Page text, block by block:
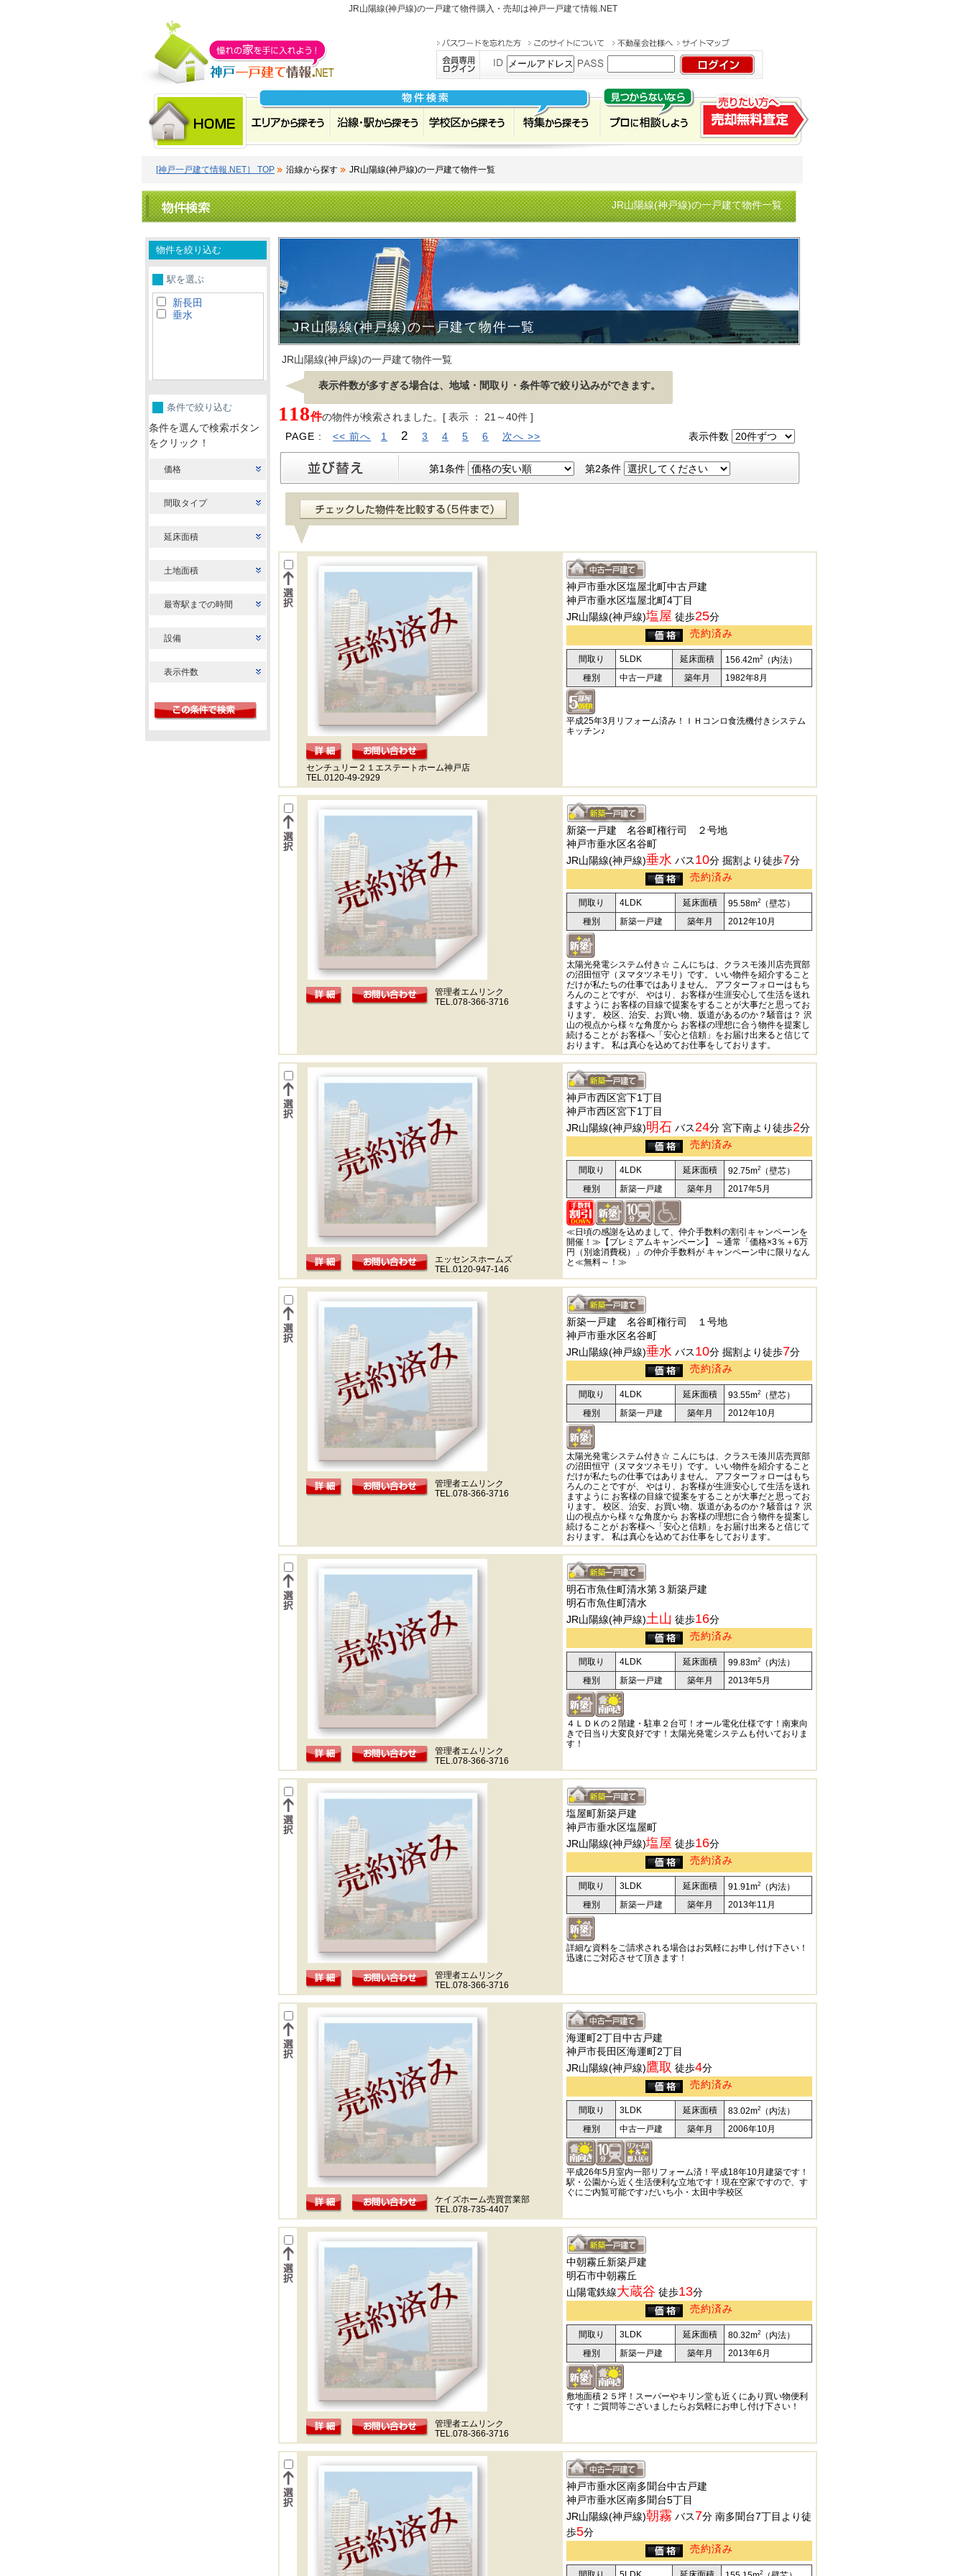
JR山陽線(神戸線)の一戸建て物件購入・売却は神戸一戸建て情報.NET
[神戸一戸建て情報.NET］ TOP 沿線から探す JR山陽線(神戸線)の一戸建て物件一覧
JR山陽線(神戸線)の一戸建て物件一覧
物件を絞り込む
駅を選ぶ
新長田
垂水
条件で絞り込む
条件を選んで検索ボタン
をクリック！
価格
間取タイプ
延床面積
土地面積
最寄駅までの時間
設備
表示件数
JR山陽線(神戸線)の一戸建て物件一覧
JR山陽線(神戸線)の一戸建て物件一覧
表示件数が多すぎる場合は、地域・間取り・条件等で絞り込みができます。
118件の物件が検索されました。[ 表示 ： 21～40件 ]
PAGE :
<< 前へ 1 2 3 4 5 6 次へ >> 表示件数
第1条件 第2条件
センチュリー２１エステートホーム神戸店
TEL.0120-49-2929
神戸市垂水区塩屋北町中古戸建
神戸市垂水区塩屋北町4丁目
JR山陽線(神戸線)塩屋 徒歩25分
売約済み
間取り 5LDK 延床面積 156.42m2
（内法）
種別
中古一戸建 築年月 1982年8月
平成25年3月リフォーム済み！ＩＨコンロ食洗機付きシステム
キッチン♪
管理者エムリンク
TEL.078-366-3716
新築一戸建 名谷町権行司 ２号地
神戸市垂水区名谷町
JR山陽線(神戸線)垂水 バス10分 掘割より徒歩7分
売約済み
間取り 4LDK 延床面積 95.58m2
（壁芯）
種別
新築一戸建 築年月 2012年10月
太陽光発電システム付き☆ こんにちは、クラスモ湊川店売買部
の沼田恒守（ヌマタツネモリ）です。 いい物件を紹介すること
だけが私たちの仕事ではありません。 アフターフォローはもち
ろんのことですが、 やはり、お客様が生涯安心して生活を送れ
ますように お客様の目線で提案をすることが大事だと思ってお
ります。 校区、治安、お買い物、坂道があるのか？騒音は？ 沢
山の視点から様々な角度から お客様の理想に合う物件を提案し
続けることが お客様へ「安心と信頼」をお届け出来ると信じて
おります。 私は真心を込めてお仕事をしております。
エッセンスホームズ
TEL.0120-947-146
神戸市西区宮下1丁目
神戸市西区宮下1丁目
JR山陽線(神戸線)明石 バス24分 宮下南より徒歩2分
売約済み
間取り 4LDK 延床面積 92.75m2
（壁芯）
種別
新築一戸建 築年月 2017年5月
≪日頃の感謝を込めまして、仲介手数料の割引キャンペーンを
開催！≫【プレミアムキャンペーン】 ～通常「価格×3％＋6万
円（別途消費税）」の仲介手数料が キャンペーン中に限りなん
と≪無料～！≫
管理者エムリンク
TEL.078-366-3716
新築一戸建 名谷町権行司 １号地
神戸市垂水区名谷町
JR山陽線(神戸線)垂水 バス10分 掘割より徒歩7分
売約済み
間取り 4LDK 延床面積 93.55m2
（壁芯）
種別
新築一戸建 築年月 2012年10月
太陽光発電システム付き☆ こんにちは、クラスモ湊川店売買部
の沼田恒守（ヌマタツネモリ）です。 いい物件を紹介すること
だけが私たちの仕事ではありません。 アフターフォローはもち
ろんのことですが、 やはり、お客様が生涯安心して生活を送れ
ますように お客様の目線で提案をすることが大事だと思ってお
ります。 校区、治安、お買い物、坂道があるのか？騒音は？ 沢
山の視点から様々な角度から お客様の理想に合う物件を提案し
続けることが お客様へ「安心と信頼」をお届け出来ると信じて
おります。 私は真心を込めてお仕事をしております。
管理者エムリンク
TEL.078-366-3716
明石市魚住町清水第３新築戸建
明石市魚住町清水
JR山陽線(神戸線)土山 徒歩16分
売約済み
間取り 4LDK 延床面積 99.83m2
（内法）
種別
新築一戸建 築年月 2013年5月
４ＬＤＫの２階建・駐車２台可！オール電化仕様です！南東向
きで日当り大変良好です！太陽光発電システムも付いておりま
す！
管理者エムリンク
TEL.078-366-3716
塩屋町新築戸建
神戸市垂水区塩屋町
JR山陽線(神戸線)塩屋 徒歩16分
売約済み
間取り 3LDK 延床面積 91.91m2
（内法）
種別
新築一戸建 築年月 2013年11月
詳細な資料をご請求される場合はお気軽にお申し付け下さい！
迅速にご対応させて頂きます！
ケイズホーム売買営業部
TEL.078-735-4407
海運町2丁目中古戸建
神戸市長田区海運町2丁目
JR山陽線(神戸線)鷹取 徒歩4分
売約済み
間取り 3LDK 延床面積 83.02m2
（内法）
種別
中古一戸建 築年月 2006年10月
平成26年5月室内一部リフォーム済！平成18年10月建築です！
駅・公園から近く生活便利な立地です！現在空家ですので、す
ぐにご内覧可能です♪だいち小・太田中学校区
管理者エムリンク
TEL.078-366-3716
中朝霧丘新築戸建
明石市中朝霧丘
山陽電鉄線大蔵谷 徒歩13分
売約済み
間取り 3LDK 延床面積 80.32m2
（内法）
種別
新築一戸建 築年月 2013年6月
敷地面積２５坪！スーパーやキリン堂も近くにあり買い物便利
です！ご質問等ございましたらお気軽にお申し付け下さい！
神戸市垂水区南多聞台中古戸建
神戸市垂水区南多聞台5丁目
JR山陽線(神戸線)朝霧 バス7分 南多聞台7丁目より徒
歩5分
売約済み
2